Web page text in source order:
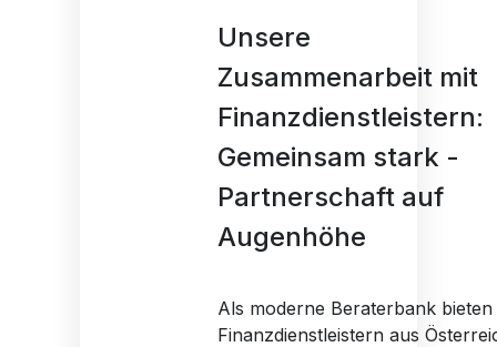
Unsere
Zusammenarbeit mit
Finanzdienstleistern:
Gemeinsam stark -
Partnerschaft auf
Augenhöhe
Als moderne Beraterbank
Finanzdienstleistern aus